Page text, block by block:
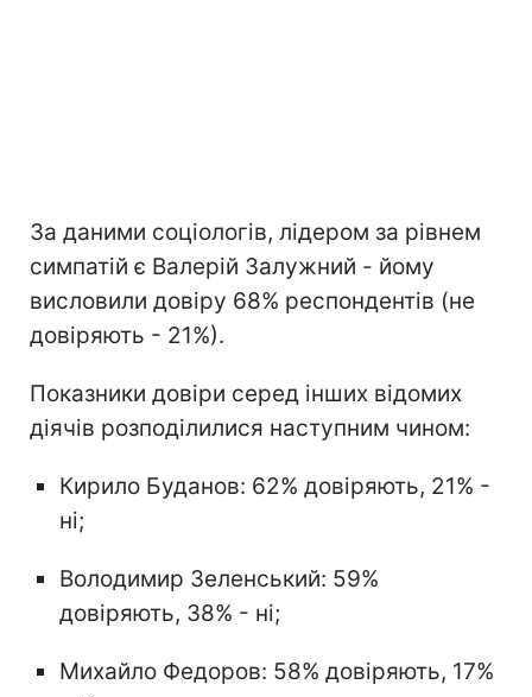
За даними соціологів, лідером за рівнем
симпатій є Валерій Залужний - йому
висловили довіру 68% респондентів (не
довіряють - 21%).
Показники довіри серед інших відомих
діячів розподілилися наступним чином:
Кирило Буданов: 62% довіряють, 21% -
ні;
Володимир Зеленський: 59%
довіряють, 38% - ні;
Михайло Федоров: 58% довіряють, 17%